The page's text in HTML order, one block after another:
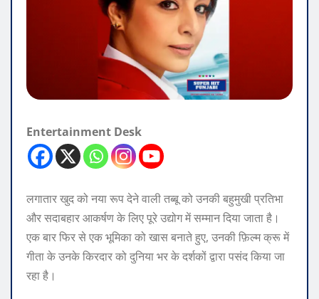
Entertainment Desk
लगातार खुद को नया रूप देने वाली तब्बू को उनकी बहुमुखी प्रतिभा
और सदाबहार आकर्षण के लिए पूरे उद्योग में सम्मान दिया जाता है।
एक बार फिर से एक भूमिका को खास बनाते हुए, उनकी फ़िल्म क्रू में
गीता के उनके किरदार को दुनिया भर के दर्शकों द्वारा पसंद किया जा
रहा है।